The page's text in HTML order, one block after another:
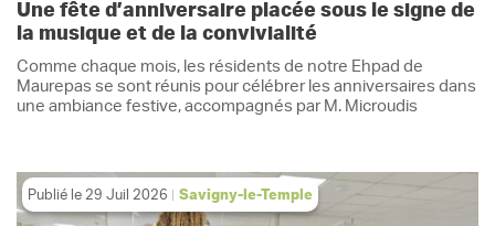
Une fête d’anniversaire placée sous le signe de
la musique et de la convivialité
Comme chaque mois, les résidents de notre Ehpad de
Maurepas se sont réunis pour célébrer les anniversaires dans
une ambiance festive, accompagnés par M. Microudis
Publié le 29 Juil 2026 Savigny-le-Temple